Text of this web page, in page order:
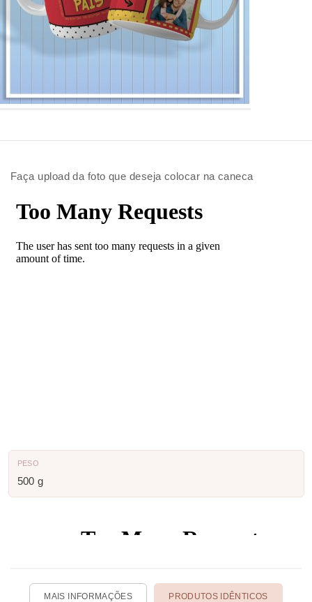
Faça upload da foto que deseja colocar na caneca
PESO
500 g
MAIS INFORMAÇÕES PRODUTOS IDÊNTICOS